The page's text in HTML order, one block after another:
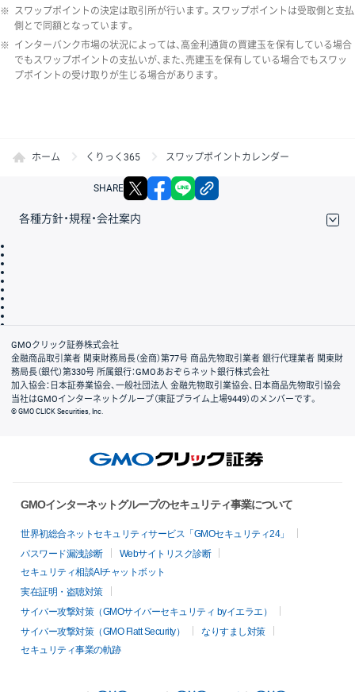
※ スワップポイントの決定は取引所が行います。スワップポイントは受取側と支払
側とで同額となっています。
※ インターバンク市場の状況によっては、高金利通貨の買建玉を保有している場合
でもスワップポイントの支払いが、また、売建玉を保有している場合でもスワッ
プポイントの受け取りが生じる場合があります。
ホーム くりっく365 スワップポイントカレンダー
SHARE X facebook
各種方針・規程・会社案内
会社案内
GMOクリック証券株式会社
金融商品取引業者 関東財務局長（金商）第77号 商品先物取引業者 銀行代理業者 関東財
務局長（銀代）第330号 所属銀行：GMOあおぞらネット銀行株式会社
加入協会：日本証券業協会、一般社団法人 金融先物取引業協会、日本商品先物取引協会
当社はGMOインターネットグループ（東証プライム上場9449）のメンバーです。
© GMO CLICK Securities, Inc.
GMOインターネットグループのセキュリティ事業について
世界初総合ネットセキュリティサービス「GMOセキュリティ24」
パスワード漏洩診断
Webサイトリスク診断
セキュリティ相談AIチャットボット
実在証明・盗聴対策
サイバー攻撃対策（GMOサイバーセキュリティ byイエラエ）
サイバー攻撃対策（GMO Flatt Security）
なりすまし対策
セキュリティ事業の軌跡